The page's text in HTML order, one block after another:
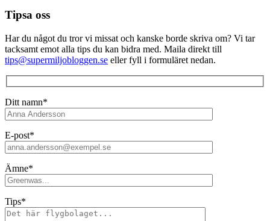
Tipsa oss
Har du något du tror vi missat och kanske borde skriva om? Vi tar
tacksamt emot alla tips du kan bidra med. Maila direkt till
tips@supermiljobloggen.se eller fyll i formuläret nedan.
Ditt namn*
E-post*
Ämne*
Tips*